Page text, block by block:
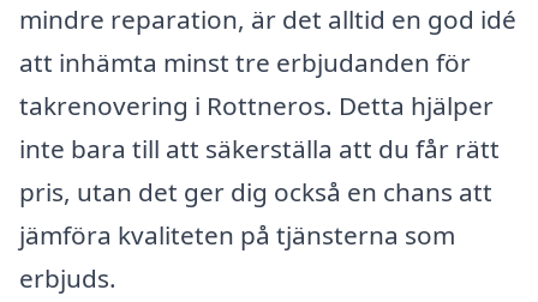
mindre reparation, är det alltid en god idé
att inhämta minst tre erbjudanden för
takrenovering i Rottneros. Detta hjälper
inte bara till att säkerställa att du får rätt
pris, utan det ger dig också en chans att
jämföra kvaliteten på tjänsterna som
erbjuds.